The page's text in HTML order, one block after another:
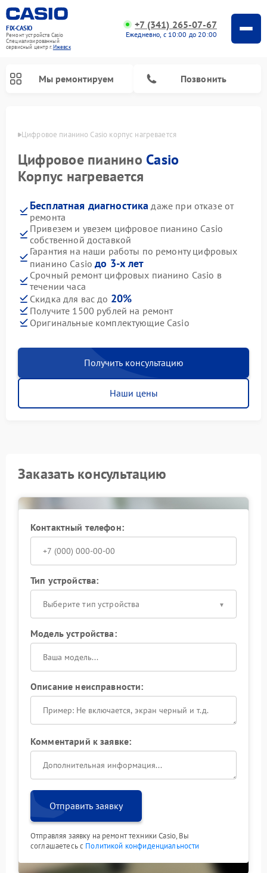
FIX-CASIO
Ремонт устройств Casio
Специализированный
cервисный центр г.Ижевск
+7 (341) 265-07-67
Ежедневно, с 10:00 до 20:00
Мы ремонтируем Позвонить
Цифровое пианино Casio корпус нагревается
Цифровое пианино Casio
Корпус нагревается
Бесплатная диагностика даже при отказе от
ремонта
Привезем и увезем цифровое пианино Casio
собственной доставкой
Гарантия на наши работы по ремонту цифровых
пианино Casioдо 3-х лет
Срочный ремонт цифровых пианино Casio в
течении часа
Скидка для вас до 20%
Получите 1500 рублей на ремонт
Оригинальные комплектующие Casio
Получить консультацию
Наши цены
Заказать консультацию
Контактный телефон:
Тип устройства:
Выберите тип устройства
Модель устройства:
Описание неисправности:
Комментарий к заявке:
Отправить заявку
Отправляя заявку на ремонт техники Casio, Вы
соглашаетесь с Политикой конфиденциальности